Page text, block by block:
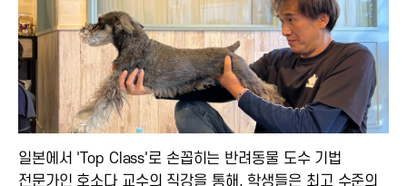
일본에서 'Top Class'로 손꼽히는 반려동물 도수 기법
전문가인 호소다 교수의 직강을 통해, 학생들은 최고 수준의